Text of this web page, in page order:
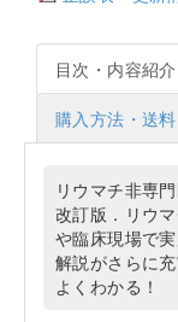
目次・内容紹介
購入方法・送
リウマチ非専
改訂版．リウ
や臨床現場で
解説がさらに
よくわかる！